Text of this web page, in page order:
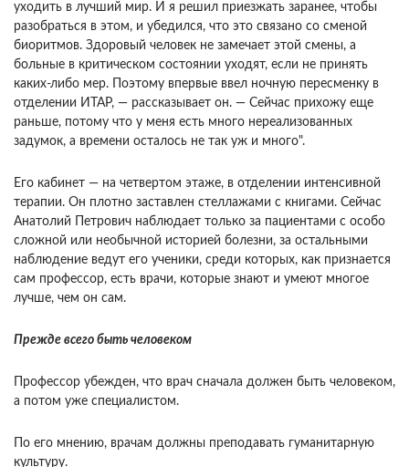
уходить в лучший мир. И я решил приезжать заранее, чтобы
разобраться в этом, и убедился, что это связано со сменой
биоритмов. Здоровый человек не замечает этой смены, а
больные в критическом состоянии уходят, если не принять
каких-либо мер. Поэтому впервые ввел ночную пересменку в
отделении ИТАР, — рассказывает он. — Сейчас прихожу еще
раньше, потому что у меня есть много нереализованных
задумок, а времени осталось не так уж и много".
Его кабинет — на четвертом этаже, в отделении интенсивной
терапии. Он плотно заставлен стеллажами с книгами. Сейчас
Анатолий Петрович наблюдает только за пациентами с особо
сложной или необычной историей болезни, за остальными
наблюдение ведут его ученики, среди которых, как признается
сам профессор, есть врачи, которые знают и умеют многое
лучше, чем он сам.
Прежде всего быть человеком
Профессор убежден, что врач сначала должен быть человеком,
а потом уже специалистом.
По его мнению, врачам должны преподавать гуманитарную
культуру.